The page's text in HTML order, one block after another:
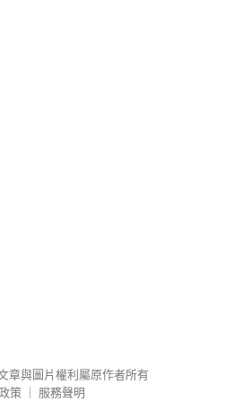
章與圖片權利屬原作者所有
策
服務聲明